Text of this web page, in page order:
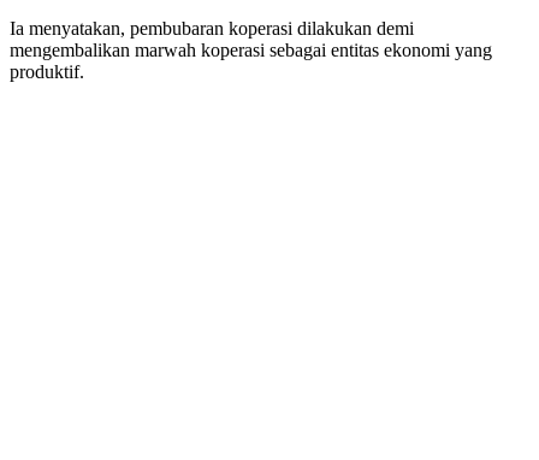
Ia menyatakan, pembubaran koperasi dilakukan demi
mengembalikan marwah koperasi sebagai entitas ekonomi yang
produktif.